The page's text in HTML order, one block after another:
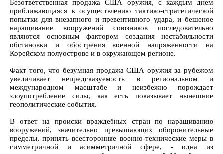
Безответственная продажа США оружия, с каждым днем
приближающаяся к осуществлению тактико-стратегической
попытки для внезапного и превентивного удара, и бешеное
наращивание вооружений союзников последовательно
являются основным фактором создания нестабильности
обстановки и обострения военной напряженности на
Корейском полуострове и в окружающем регионе.
Факт того, что безумная продажа США оружия за рубежом
увеличивает непредсказуемость в региональном и
международном масштабе и неизбежно порождает
злоупотребление силы, как есть показывает нынешние
геополитические события.
В ответ на происки враждебных стран по наращиванию
вооружений, значительно превышающих оборонительные
пределы, принять всесторонние военно-технические меры в
симметричной и асимметричной сфере, - одна из